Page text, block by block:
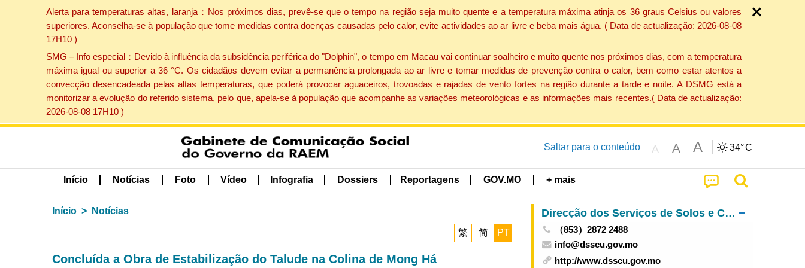
Alerta para temperaturas altas, laranja：Nos próximos dias, prevê-se que o tempo na região seja muito quente e a temperatura máxima atinja os 36 graus Celsius ou valores
superiores. Aconselha-se à população que tome medidas contra doenças causadas pelo calor, evite actividades ao ar livre e beba mais água. ( Data de actualização: 2026-08-08
17H10 )
SMG－Info especial：Devido à influência da subsidência periférica do "Dolphin", o tempo em Macau vai continuar soalheiro e muito quente nos próximos dias, com a temperatura
máxima igual ou superior a 36 °C. Os cidadãos devem evitar a permanência prolongada ao ar livre e tomar medidas de prevenção contra o calor, bem como estar atentos a
convecção desencadeada pelas altas temperaturas, que poderá provocar aguaceiros, trovoadas e rajadas de vento fortes na região durante a tarde e noite. A DSMG está a
monitorizar a evolução do referido sistema, pelo que, apela-se à população que acompanhe as variações meteorológicas e as informações mais recentes.( Data de actualização:
2026-08-08 17H10 )
Saltar para o conteúdo A A A 34°C
Início Notícias Foto Vídeo Infografia Dossiers Reportagens GOV.MO + mais
Início Notícias
繁 简 PT
Concluída a Obra de Estabilização do Talude na Colina de Mong Há
Direcção dos Serviços de Solos e Construção Urbana
（853）2872 2488
info@dsscu.gov.mo
http://www.dsscu.gov.mo